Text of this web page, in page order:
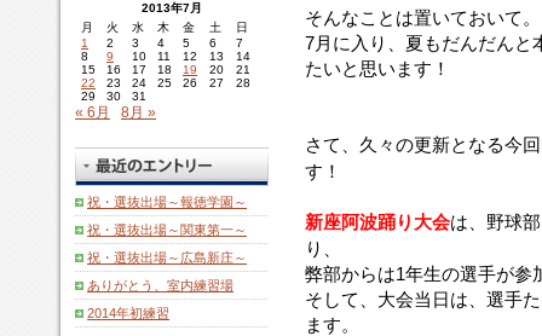
そんなことは置いておいて。
7月に入り、夏もだんだんと
たいと思います！
さて、久々の更新となる今
す！
新座阿波踊り大会は、野球
り、
弊部からは1年生の選手が参
そして、大会当日は、選手
ます。
2013年7月
月
火 水 木 金 土
日
1
2 3 4 5 6
7
8
9 10 11 12 13
14
15
16 17 18 19 20
21
22
23 24 25 26 27
28
29
30 31
« 6月 8月 »
祝・選抜出場～報徳学園～
祝・選抜出場～関東第一～
祝・選抜出場～広島新庄～
ありがとう、室内練習場
2014年初練習